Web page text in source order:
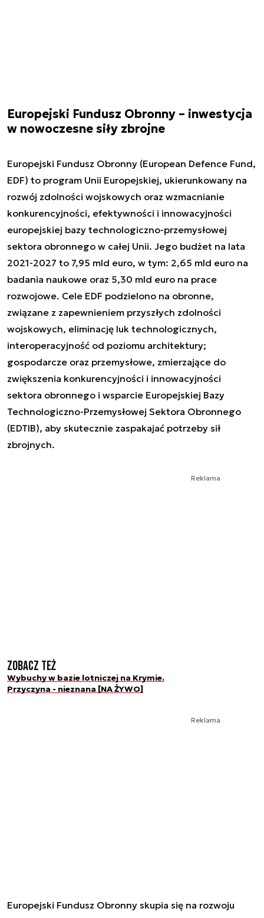
Europejski Fundusz Obronny – inwestycja
w nowoczesne siły zbrojne
Europejski Fundusz Obronny (European Defence Fund,
EDF) to program Unii Europejskiej, ukierunkowany na
rozwój zdolności wojskowych oraz wzmacnianie
konkurencyjności, efektywności i innowacyjności
europejskiej bazy technologiczno-przemysłowej
sektora obronnego w całej Unii. Jego budżet na lata
2021-2027 to 7,95 mld euro, w tym: 2,65 mld euro na
badania naukowe oraz 5,30 mld euro na prace
rozwojowe. Cele EDF podzielono na obronne,
związane z zapewnieniem przyszłych zdolności
wojskowych, eliminację luk technologicznych,
interoperacyjność od poziomu architektury;
gospodarcze oraz przemysłowe, zmierzające do
zwiększenia konkurencyjności i innowacyjności
sektora obronnego i wsparcie Europejskiej Bazy
Technologiczno-Przemysłowej Sektora Obronnego
(EDTIB), aby skutecznie zaspakajać potrzeby sił
zbrojnych.
Reklama
Zobacz też
Wybuchy w bazie lotniczej na Krymie.
Przyczyna - nieznana [NA ŻYWO]
Reklama
Europejski Fundusz Obronny skupia się na rozwoju